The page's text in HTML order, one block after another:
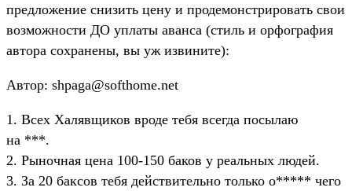
предложение снизить цену и продемонстрировать свои
возможности ДО уплаты аванса (стиль и орфография
автора сохранены, вы уж извините):
Автор: shpaga@softhome.net
1. Всех Халявщиков вроде тебя всегда посылаю
на ***.
2. Рыночная цена 100-150 баков у реальных людей.
3. За 20 баксов тебя действительно только о***** чего